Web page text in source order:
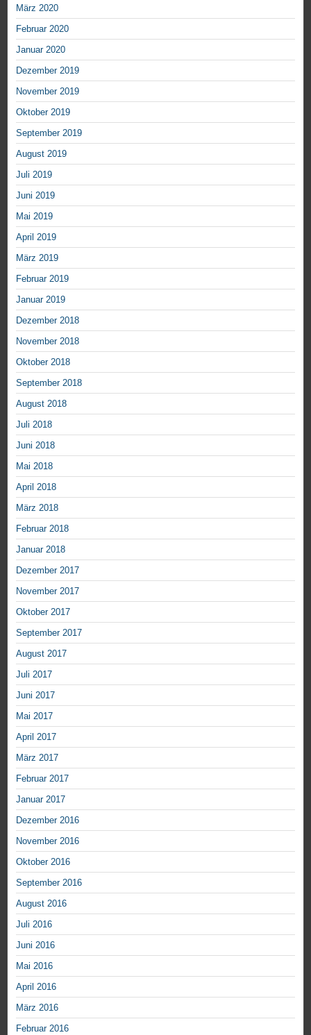
März 2020
Februar 2020
Januar 2020
Dezember 2019
November 2019
Oktober 2019
September 2019
August 2019
Juli 2019
Juni 2019
Mai 2019
April 2019
März 2019
Februar 2019
Januar 2019
Dezember 2018
November 2018
Oktober 2018
September 2018
August 2018
Juli 2018
Juni 2018
Mai 2018
April 2018
März 2018
Februar 2018
Januar 2018
Dezember 2017
November 2017
Oktober 2017
September 2017
August 2017
Juli 2017
Juni 2017
Mai 2017
April 2017
März 2017
Februar 2017
Januar 2017
Dezember 2016
November 2016
Oktober 2016
September 2016
August 2016
Juli 2016
Juni 2016
Mai 2016
April 2016
März 2016
Februar 2016